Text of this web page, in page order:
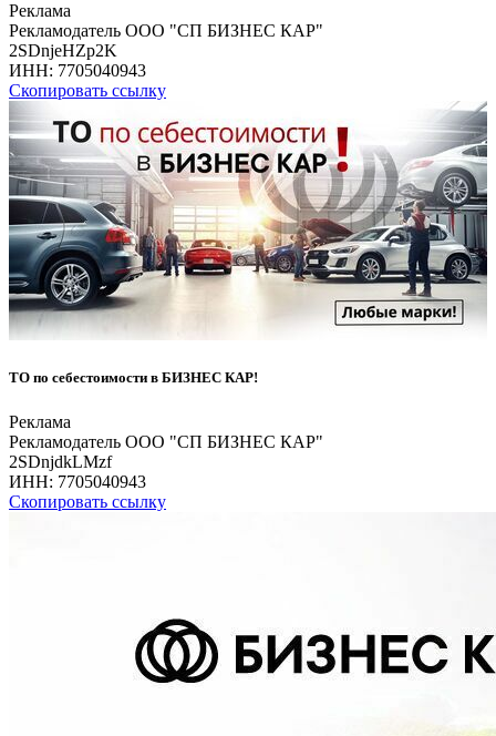
Реклама
Рекламодатель ООО "СП БИЗНЕС КАР"
2SDnjeHZp2K
ИНН: 7705040943
Скопировать ссылку
ТО по себестоимости в БИЗНЕС КАР!
Реклама
Рекламодатель ООО "СП БИЗНЕС КАР"
2SDnjdkLMzf
ИНН: 7705040943
Скопировать ссылку